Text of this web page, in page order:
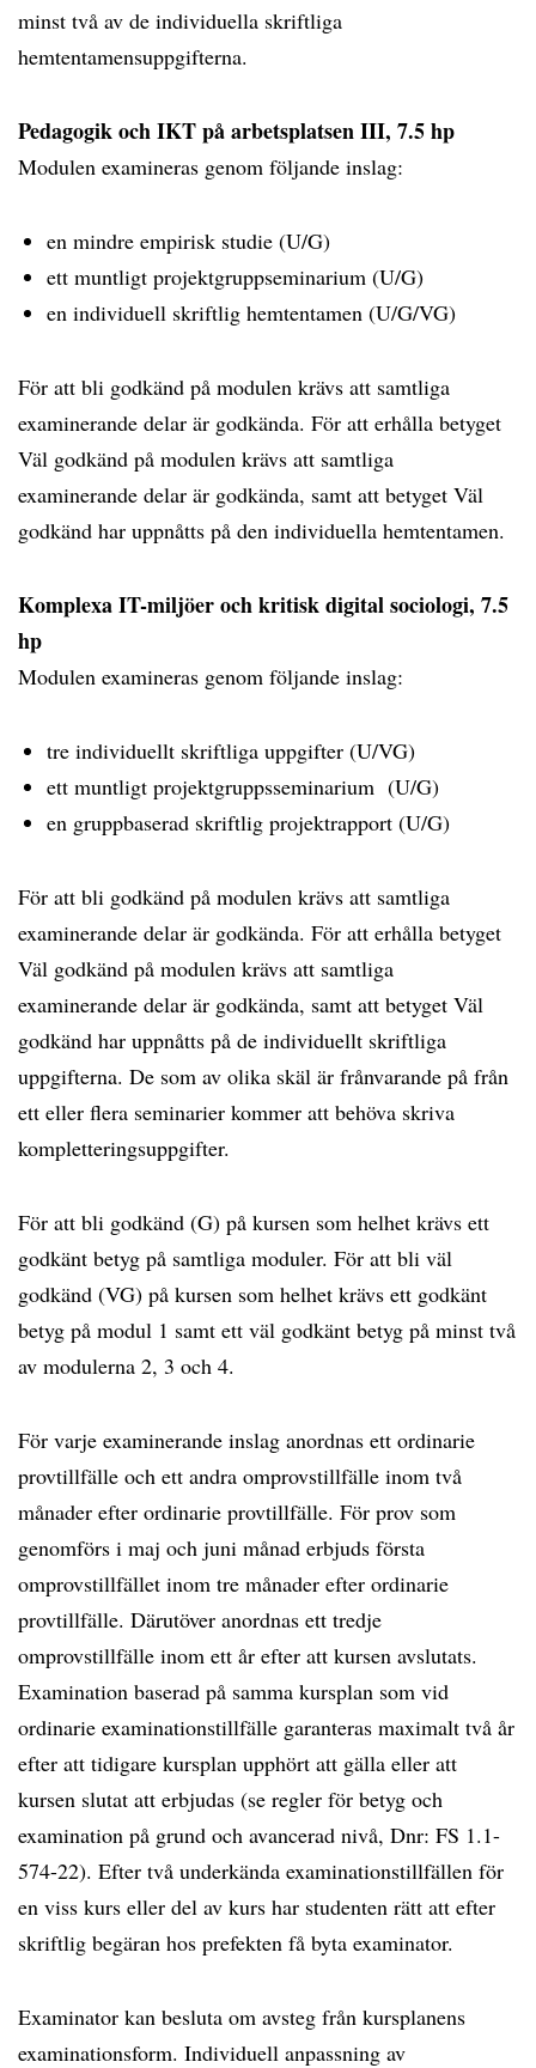
minst två av de individuella skriftliga
hemtentamensuppgifterna.
Pedagogik och IKT på arbetsplatsen III, 7.5 hp
Modulen examineras genom följande inslag:
en mindre empirisk studie (U/G)
ett muntligt projektgruppseminarium (U/G)
en individuell skriftlig hemtentamen (U/G/VG)
För att bli godkänd på modulen krävs att samtliga
examinerande delar är godkända. För att erhålla betyget
Väl godkänd på modulen krävs att samtliga
examinerande delar är godkända, samt att betyget Väl
godkänd har uppnåtts på den individuella hemtentamen.
Komplexa IT-miljöer och kritisk digital sociologi, 7.5
hp
Modulen examineras genom följande inslag:
tre individuellt skriftliga uppgifter (U/VG)
ett muntligt projektgruppsseminarium (U/G)
en gruppbaserad skriftlig projektrapport (U/G)
För att bli godkänd på modulen krävs att samtliga
examinerande delar är godkända. För att erhålla betyget
Väl godkänd på modulen krävs att samtliga
examinerande delar är godkända, samt att betyget Väl
godkänd har uppnåtts på de individuellt skriftliga
uppgifterna. De som av olika skäl är frånvarande på från
ett eller flera seminarier kommer att behöva skriva
kompletteringsuppgifter.
För att bli godkänd (G) på kursen som helhet krävs ett
godkänt betyg på samtliga moduler. För att bli väl
godkänd (VG) på kursen som helhet krävs ett godkänt
betyg på modul 1 samt ett väl godkänt betyg på minst två
av modulerna 2, 3 och 4.
För varje examinerande inslag anordnas ett ordinarie
provtillfälle och ett andra omprovstillfälle inom två
månader efter ordinarie provtillfälle. För prov som
genomförs i maj och juni månad erbjuds första
omprovstillfället inom tre månader efter ordinarie
provtillfälle. Därutöver anordnas ett tredje
omprovstillfälle inom ett år efter att kursen avslutats.
Examination baserad på samma kursplan som vid
ordinarie examinationstillfälle garanteras maximalt två år
efter att tidigare kursplan upphört att gälla eller att
kursen slutat att erbjudas (se regler för betyg och
examination på grund och avancerad nivå, Dnr: FS 1.1-
574-22). Efter två underkända examinationstillfällen för
en viss kurs eller del av kurs har studenten rätt att efter
skriftlig begäran hos prefekten få byta examinator.
Examinator kan besluta om avsteg från kursplanens
examinationsform. Individuell anpassning av